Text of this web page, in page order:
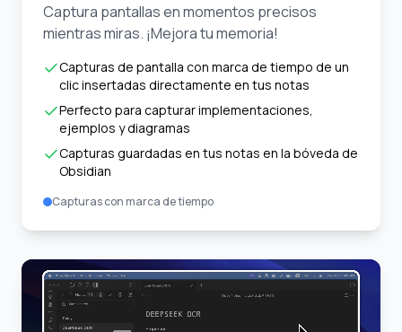
Captura pantallas en momentos precisos
mientras miras. ¡Mejora tu memoria!
Capturas de pantalla con marca de tiempo de un
clic insertadas directamente en tus notas
Perfecto para capturar implementaciones,
ejemplos y diagramas
Capturas guardadas en tus notas en la bóveda de
Obsidian
Capturas con marca de tiempo